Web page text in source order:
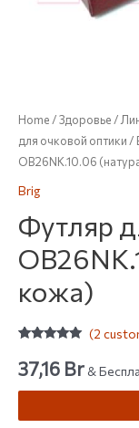
Home/Здоровье/
для очковой оптики/
OB26NK.10.06
Brig
Футляр
кожа)
out of 5
based on
(2
37,16 Br&